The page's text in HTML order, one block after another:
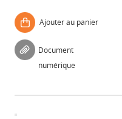
Ajouter au panier
Document
numérique